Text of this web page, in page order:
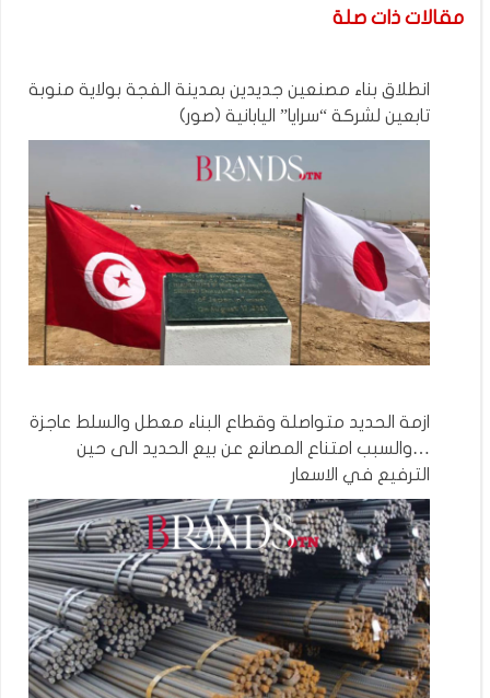
مقالات ذات صلة
انطلاق بناء مصنعين جديدين بمدينة الفجة بولاية منوبة
تابعين لشركة “سرايا” اليابانية (صور)
ازمة الحديد متواصلة وقطاع البناء معطل والسلط عاجزة
…والسبب امتناع المصانع عن بيع الحديد الى حين
الترفيع في الاسعار